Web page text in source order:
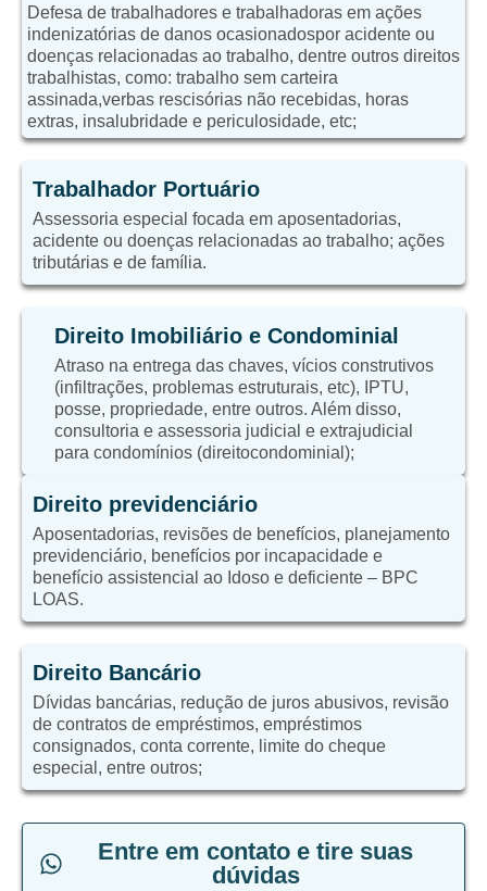
Defesa de trabalhadores e trabalhadoras em ações
indenizatórias de danos ocasionadospor acidente ou
doenças relacionadas ao trabalho, dentre outros direitos
trabalhistas, como: trabalho sem carteira
assinada,verbas rescisórias não recebidas, horas
extras, insalubridade e periculosidade, etc;
Trabalhador Portuário
Assessoria especial focada em aposentadorias,
acidente ou doenças relacionadas ao trabalho; ações
tributárias e de família.
Direito Imobiliário e Condominial
Atraso na entrega das chaves, vícios construtivos
(infiltrações, problemas estruturais, etc), IPTU,
posse, propriedade, entre outros. Além disso,
consultoria e assessoria judicial e extrajudicial
para condomínios (direitocondominial);
Direito previdenciário
Aposentadorias, revisões de benefícios, planejamento
previdenciário, benefícios por incapacidade e
benefício assistencial ao Idoso e deficiente – BPC
LOAS.
Direito Bancário
Dívidas bancárias, redução de juros abusivos, revisão
de contratos de empréstimos, empréstimos
consignados, conta corrente, limite do cheque
especial, entre outros;
Entre em contato e tire suas
dúvidas